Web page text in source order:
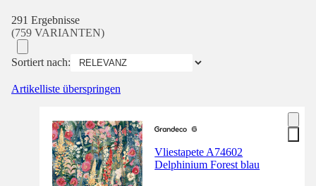
291 Ergebnisse
(759 VARIANTEN)
Sortiert nach:
Artikelliste überspringen
Vliestapete A74602
Delphinium Forest blau